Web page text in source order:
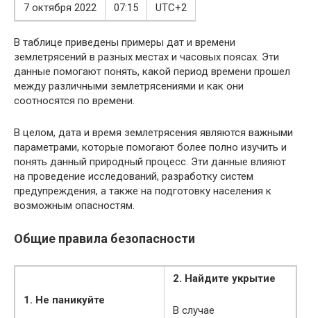
7 октября 2022
07:15 UTC+2
В таблице приведены примеры дат и времени
землетрясений в разных местах и часовых поясах. Эти
данные помогают понять, какой период времени прошел
между различными землетрясениями и как они
соотносятся по времени.
В целом, дата и время землетрясения являются важными
параметрами, которые помогают более полно изучить и
понять данный природный процесс. Эти данные влияют
на проведение исследований, разработку систем
предупреждения, а также на подготовку населения к
возможным опасностям.
Общие правила безопасности
1. Не паникуйте
2. Найдите укрытие
В случае